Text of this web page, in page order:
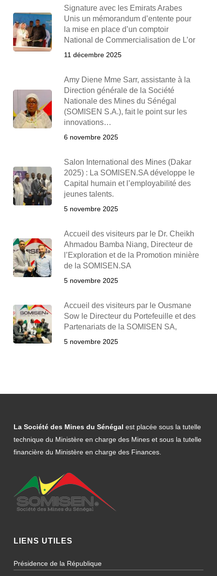
Signature avec les Emirats Arabes
Unis un mémorandum d’entente pour
la mise en place d’un comptoir
National de Commercialisation de L’or
11 décembre 2025
Amy Diene Mme Sarr, assistante à la
Direction générale de la Société
Nationale des Mines du Sénégal
(SOMISEN S.A.), fait le point sur les
innovations…
6 novembre 2025
Salon International des Mines (Dakar
2025) : La SOMISEN.SA développe le
Capital humain et l’employabilité des
jeunes talents.
5 novembre 2025
Accueil des visiteurs par le Dr. Cheikh
Ahmadou Bamba Niang, Directeur de
l’Exploration et de la Promotion minière
de la SOMISEN.SA
5 novembre 2025
Accueil des visiteurs par le Ousmane
Sow le Directeur du Portefeuille et des
Partenariats de la SOMISEN SA,
5 novembre 2025
La Société des Mines du Sénégal est placée sous la tutelle
technique du Ministère en charge des Mines et sous la tutelle
financière du Ministère en charge des Finances.
LIENS UTILES
Présidence de la République